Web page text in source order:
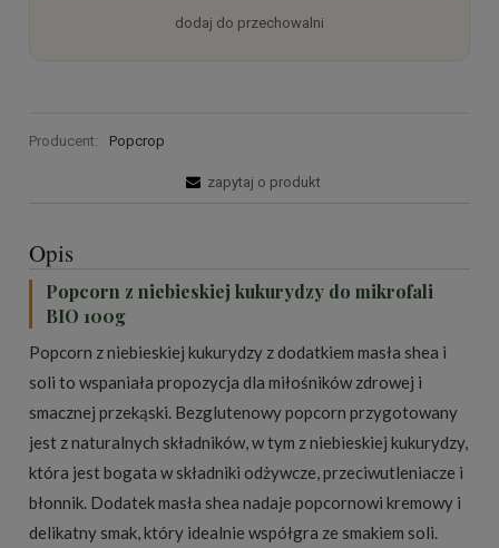
dodaj do przechowalni
Producent: Popcrop
zapytaj o produkt
Opis
Popcorn z niebieskiej kukurydzy do mikrofali
BIO 100g
Popcorn z niebieskiej kukurydzy z dodatkiem masła shea i
soli to wspaniała propozycja dla miłośników zdrowej i
smacznej przekąski. Bezglutenowy popcorn przygotowany
jest z naturalnych składników, w tym z niebieskiej kukurydzy,
która jest bogata w składniki odżywcze, przeciwutleniacze i
błonnik. Dodatek masła shea nadaje popcornowi kremowy i
delikatny smak, który idealnie współgra ze smakiem soli.